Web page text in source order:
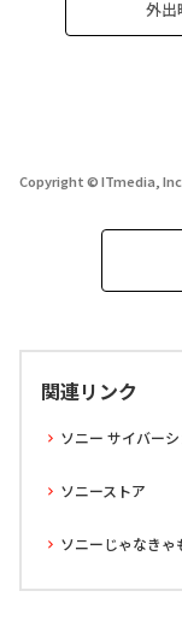
外出
Copyright © ITmedia,
関連リンク
ソニー サイバー
ソニーストア
ソニーじゃなきゃ